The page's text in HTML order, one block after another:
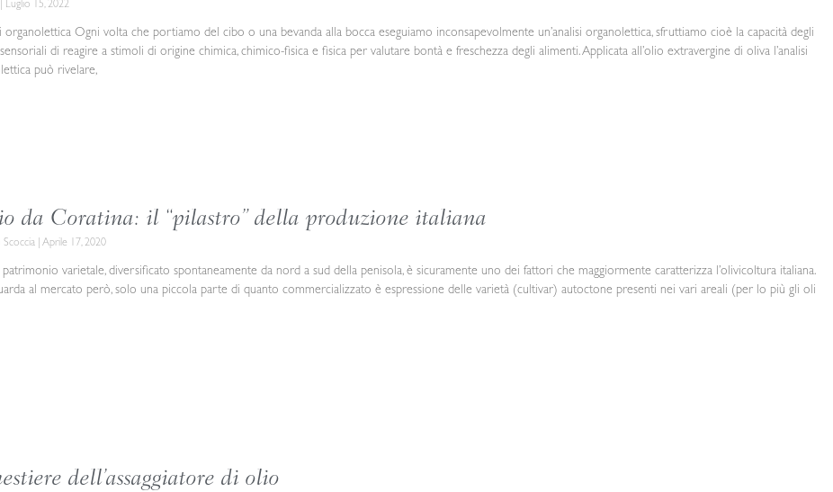
Luglio 15, 2022
organolettica Ogni volta che portiamo del cibo o una bevanda alla bocca eseguiamo inconsapevolmente un’analisi organolettica, sfruttiamo cioè la capacità degli
di reagire a stimoli di origine chimica, chimico-fisica e fisica per valutare bontà e freschezza degli alimenti. Applicata all’olio extravergine di oliva l’analisi
può rivelare,
da Coratina: il “pilastro” della produzione italiana
Scoccia Aprile 17, 2020
varietale, diversificato spontaneamente da nord a sud della penisola, è sicuramente uno dei fattori che maggiormente caratterizza l’olivicoltura italiana.
al mercato però, solo una piccola parte di quanto commercializzato è espressione delle varietà (cultivar) autoctone presenti nei vari areali (per lo più gli oli
dell’assaggiatore di olio